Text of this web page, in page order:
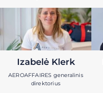
Izabelė Klerk
AEROAFFAIRES generalinis
direktorius